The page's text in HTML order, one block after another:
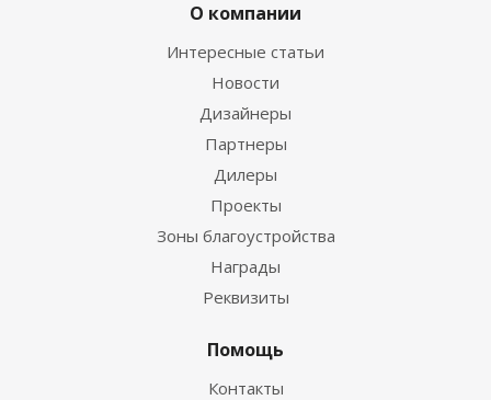
О компании
Интересные статьи
Новости
Дизайнеры
Партнеры
Дилеры
Проекты
Зоны благоустройства
Награды
Реквизиты
Помощь
Контакты